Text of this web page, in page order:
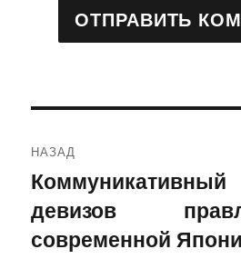
по
записям
НАЗАД
Предыдущая
запись:
девизов
современной